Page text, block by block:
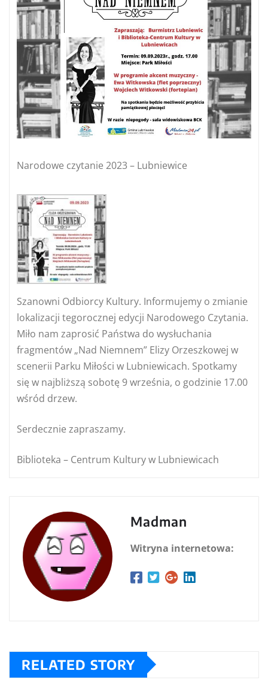
Narodowe czytanie 2023 – Lubniewice
Szanowni Odbiorcy Kultury. Informujemy o zmianie
lokalizacji tegorocznej edycji Narodowego Czytania.
Miło nam zaprosić Państwa do wysłuchania
fragmentów „Nad Niemnem” Elizy Orzeszkowej w
scenerii Parku Miłości w Lubniewicach. Spotkamy
się w najbliższą sobotę 9 września, o godzinie 17.00
wśród drzew.
Serdecznie zapraszamy.
Biblioteka – Centrum Kultury w Lubniewicach
Madman
Witryna internetowa:
RELATED STORY